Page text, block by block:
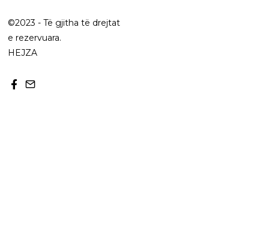
©2023 - Të gjitha të drejtat
e rezervuara.
HEJZA